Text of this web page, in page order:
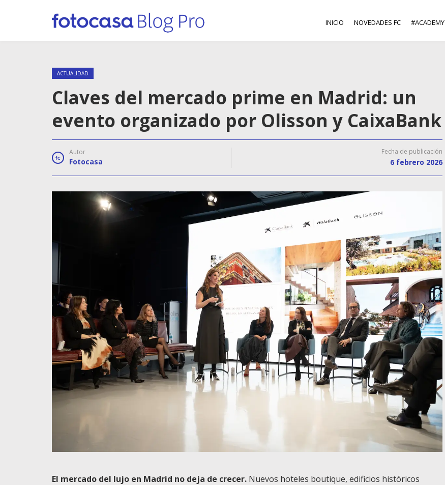
INICIO NOVEDADES FC #ACADEMY
ACTUALIDAD
Claves del mercado prime en Madrid: un
evento organizado por Olisson y CaixaBank
Autor
Fotocasa
Fecha de publicación
6 febrero 2026
El mercado del lujo en Madrid no deja de crecer. Nuevos hoteles boutique, edificios históricos